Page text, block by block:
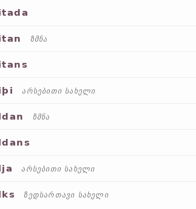
ზმნა
არსებითი სახელი
ზმნა
არსებითი სახელი
ზედსართავი სახელი